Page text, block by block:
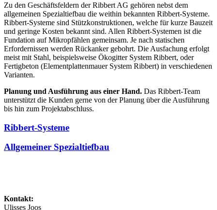
Zu den Geschäftsfeldern der Ribbert AG gehören nebst dem
allgemeinen Spezialtiefbau die weithin bekannten Ribbert-Systeme.
Ribbert-Systeme sind Stützkonstruktionen, welche für kurze Bauzeit
und geringe Kosten bekannt sind. Allen Ribbert-Systemen ist die
Fundation auf Mikropfählen gemeinsam. Je nach statischen
Erfordernissen werden Rückanker gebohrt. Die Ausfachung erfolgt
meist mit Stahl, beispielsweise Ökogitter System Ribbert, oder
Fertigbeton (Elementplattenmauer System Ribbert) in verschiedenen
Varianten.
Planung und Ausführung aus einer Hand. Das Ribbert-Team
unterstützt die Kunden gerne von der Planung über die Ausführung
bis hin zum Projektabschluss.
Ribbert-Systeme
Allgemeiner Spezialtiefbau
Kontakt:
Ulisses Joos